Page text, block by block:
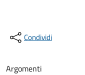
Condividi
Argomenti